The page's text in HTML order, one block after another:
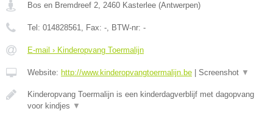
Bos en Bremdreef 2, 2460 Kasterlee (Antwerpen)
Tel: 014828561, Fax: -, BTW-nr: -
E-mail › Kinderopvang Toermalijn
Website: http://www.kinderopvangtoermalijn.be Screenshot ▼
Kinderopvang Toermalijn is een kinderdagverblijf met dagopvang
voor kindjes ▼